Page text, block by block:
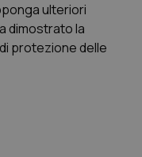
ulteriori
dimostrato la
protezione delle